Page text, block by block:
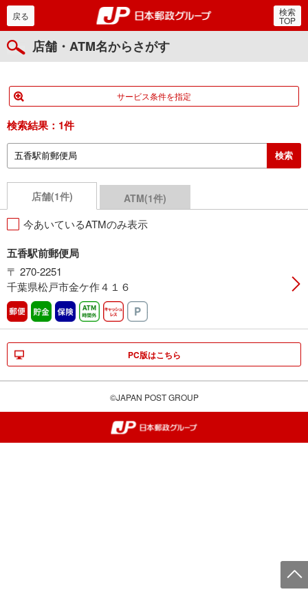
郵便局・日本郵政グルー
戻る 検索
TOP
店舗・ATM名からさがす
サービス条件を指定
検索結果： 1件
店舗(1件) ATM(1件)
今あいているATMのみ表示
五香駅前郵便局
〒 270-2251
千葉県松戸市金ケ作４１６
郵便 貯金 保険 ATM時間外キャッシュレス
PC版はこちら
©JAPAN POST GROUP